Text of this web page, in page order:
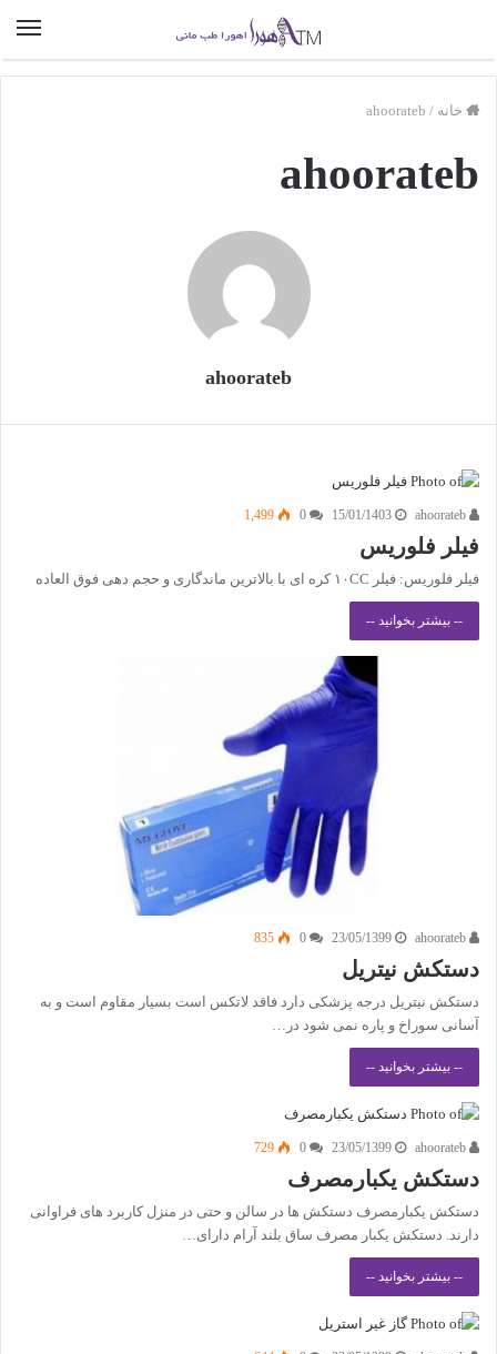
خانه /
ahoorateb
ahoorateb
ahoorateb
15/01/1403
0
1,499
فیلر فلوریس
فیلر فلوریس: فیلر ۱۰‌CC کره ای با بالاترین ماندگاری و حجم دهی فوق العاده
-- بیشتر بخوانید --
23/05/1399
0
835
دستکش نیتریل
دستکش نیتریل درجه پزشکی دارد فاقد لاتکس است بسیار مقاوم است و به
آسانی سوراخ و پاره نمی شود در…
-- بیشتر بخوانید --
23/05/1399
0
729
دستکش یکبارمصرف
دستکش یکبارمصرف دستکش ها در سالن و حتی در منزل کاربرد های فراوانی
دارند. دستکش یکبار مصرف ساق بلند آرام دارای…
-- بیشتر بخوانید --